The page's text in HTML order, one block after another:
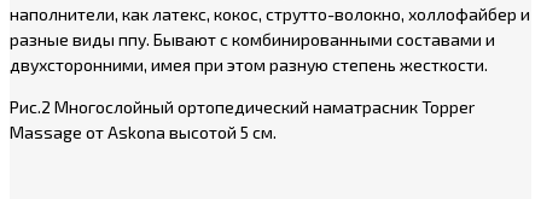
наполнители, как латекс, кокос, струтто-волокно, холлофайбер и
разные виды ппу. Бывают с комбинированными составами и
двухсторонними, имея при этом разную степень жесткости.
Рис.2 Многослойный ортопедический наматрасник Topper
Massage от Askona высотой 5 см.